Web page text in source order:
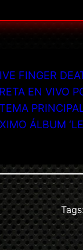
FINGER
EN VIVO
ÁLBUM